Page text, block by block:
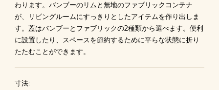
わります。バンブーのリムと無地のファブリックコンテナ
が、リビングルームにすっきりとしたアイテムを作り出しま
す。蓋はバンブーとファブリックの2種類から選べます。便利
に設置したり、スペースを節約するために平らな状態に折り
たたむことができます。
寸法: